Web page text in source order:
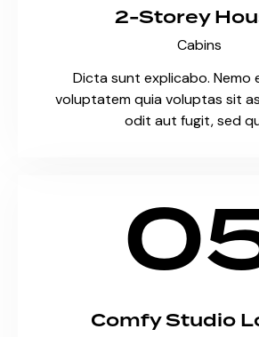
2-Storey
Cabins
Dicta sunt explicabo. Nemo
voluptatem quia voluptas sit
odit aut fugit, sed
Comfy Studio